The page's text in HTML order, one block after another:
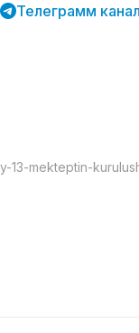
Телеграмм